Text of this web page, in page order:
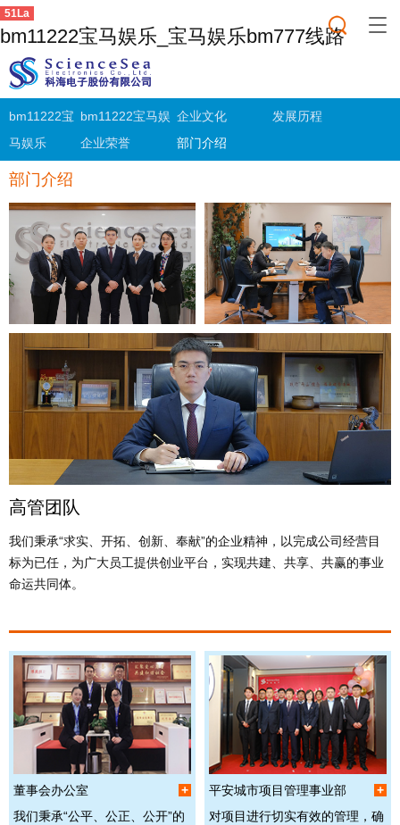
51La
bm11222宝马娱乐_宝马娱乐bm777线路
bm11222宝
马娱乐
bm11222宝马娱
乐
企业文化
发展历程
企业荣誉
部门介绍
部门介绍
高管团队
我们秉承“求实、开拓、创新、奉献”的企业精神，以完成公司经营目
标为已任，为广大员工提供创业平台，实现共建、共享、共赢的事业
命运共同体。
董事会办公室
+
我们秉承“公平、公正、公开”的
平安城市项目管理事业部
+
对项目进行切实有效的管理，确